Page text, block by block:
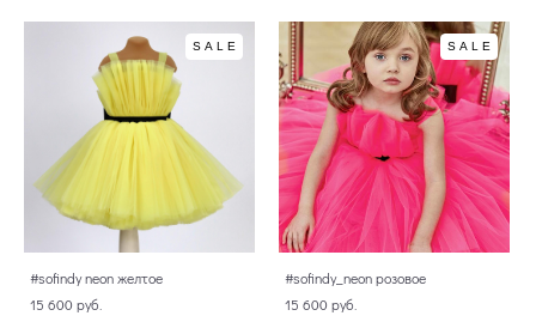
SALE
#sofindy neon желтое
15 600 pуб.
SALE
#sofindy_neon розовое
15 600 pуб.